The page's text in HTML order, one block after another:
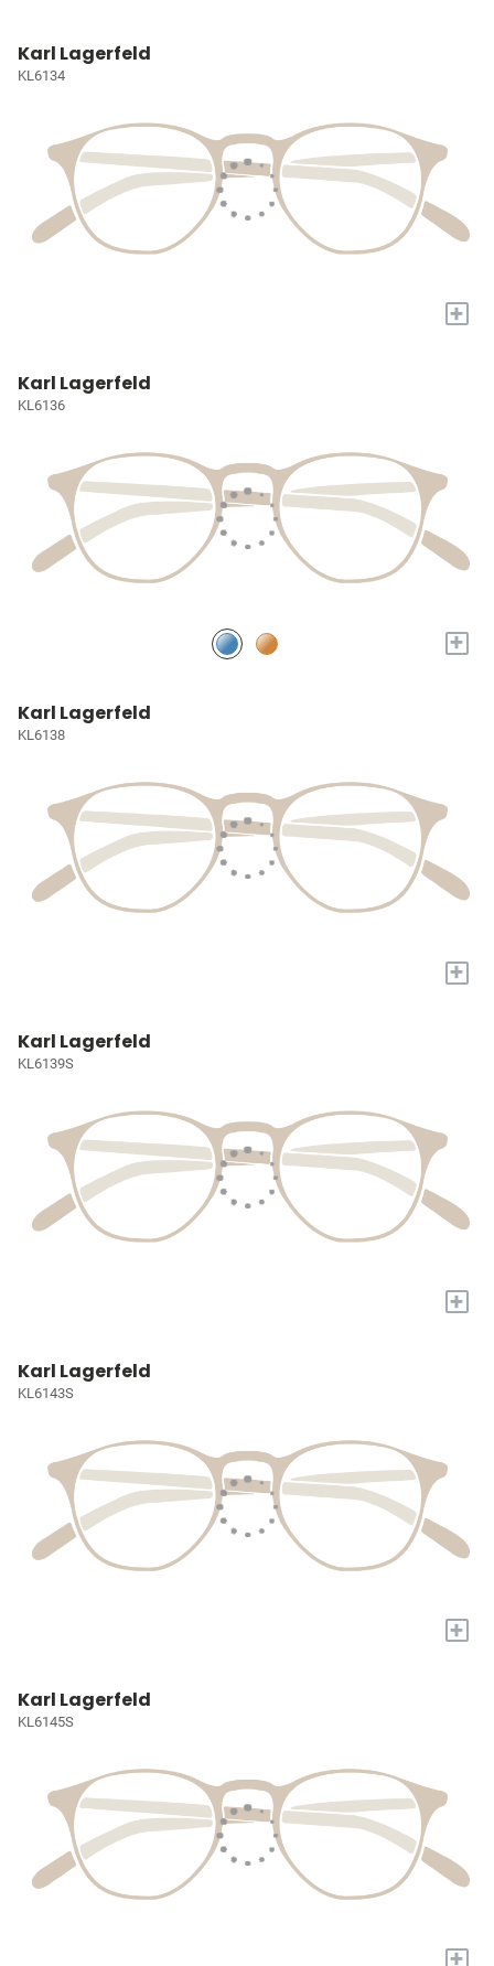
Karl Lagerfeld
KL6134
+
Karl Lagerfeld
KL6136
+
Karl Lagerfeld
KL6138
+
Karl Lagerfeld
KL6139S
+
Karl Lagerfeld
KL6143S
+
Karl Lagerfeld
KL6145S
+